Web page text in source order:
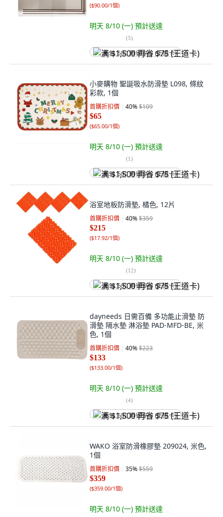
($90.00/1個)
明天 8/10 (一) 預計送達
(5)
满 $1,500 再省 $75 (王道卡)
小麥購物 聖誕吸水防滑墊 L098, 條紋
彩款, 1個
首購折扣價 40%$109
$65
($65.00/1個)
明天 8/10 (一) 預計送達
(1)
满 $1,500 再省 $75 (王道卡)
浴室地板防滑墊, 橘色, 12片
首購折扣價 40%$359
$215
($17.92/1個)
明天 8/10 (一) 預計送達
(12)
满 $1,500 再省 $75 (王道卡)
dayneeds 日需百備 多功能止滑墊 防
滑墊 隔水墊 淋浴墊 PAD-MFD-BE, 米
色, 1個
首購折扣價 40%$223
$133
($133.00/1個)
明天 8/10 (一) 預計送達
(4)
满 $1,500 再省 $75 (王道卡)
WAKO 浴室防滑橡膠墊 209024, 米色,
1個
首購折扣價 35%$559
$359
($359.00/1個)
明天 8/10 (一) 預計送達